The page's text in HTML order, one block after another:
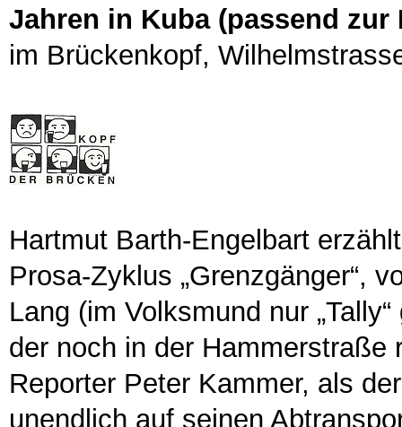
Jahren in Kuba (passend zur
im Brückenkopf,
Hartmut Barth-Engelbart
Prosa-Zyklus „Grenzgänger“,
Lang (im Volksmund nur
der noch in der Hammerstraße
Reporter Peter Kammer, als
unendlich auf seinen